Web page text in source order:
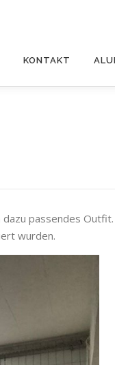
KONTAKT
passendes
wurden.